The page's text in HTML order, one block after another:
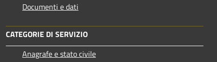
Documenti e dati
CATEGORIE DI SERVIZIO
Anagrafe e stato civile